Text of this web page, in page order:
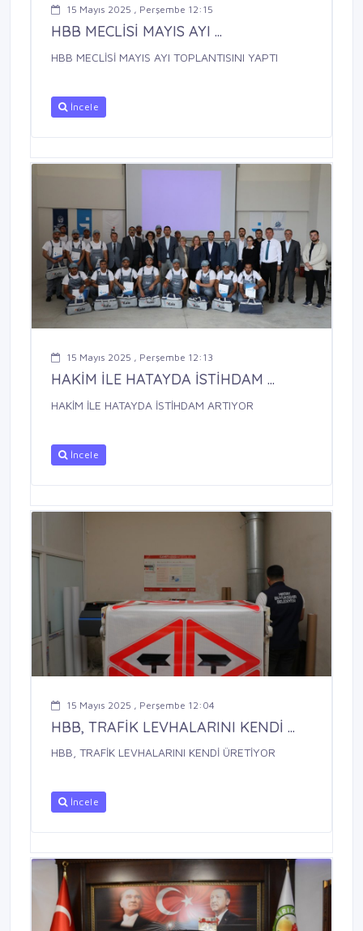
15 Mayıs 2025 , Perşembe 12:15
HBB MECLİSİ MAYIS AYI ...
HBB MECLİSİ MAYIS AYI TOPLANTISINI YAPTI
İncele
15 Mayıs 2025 , Perşembe 12:13
HAKİM İLE HATAYDA İSTİHDAM ...
HAKİM İLE HATAYDA İSTİHDAM ARTIYOR
İncele
15 Mayıs 2025 , Perşembe 12:04
HBB, TRAFİK LEVHALARINI KENDİ ...
HBB, TRAFİK LEVHALARINI KENDİ ÜRETİYOR
İncele